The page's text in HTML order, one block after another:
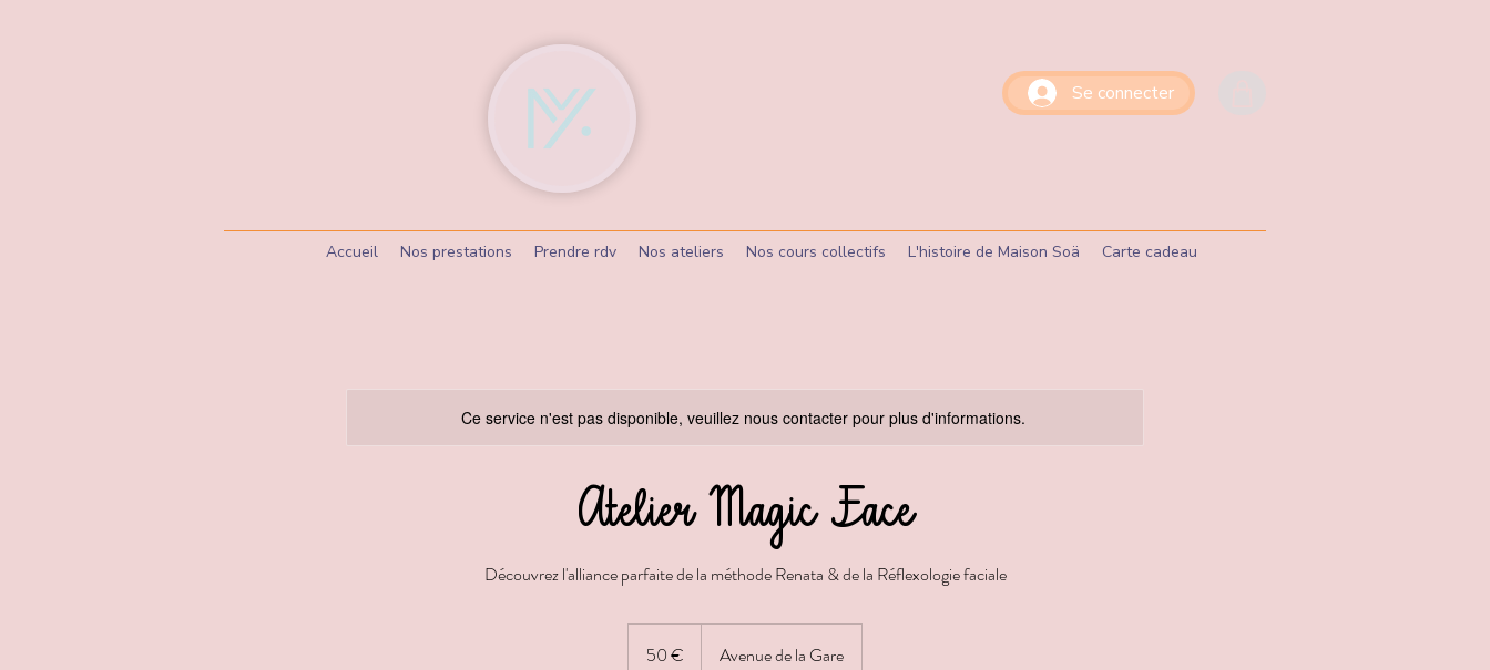
Se connecter
Accueil Nos prestations Prendre rdv Nos ateliers Nos cours collectifs L'histoire de Maison Soä Carte cadeau
Ce service n'est pas disponible, veuillez nous contacter pour plus d'informations.
Atelier Magic Face
Découvrez l'alliance parfaite de la méthode Renata & de la Réflexologie faciale
50 € Avenue de la Gare